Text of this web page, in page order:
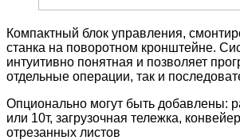
Компактный блок управления,
станка на поворотном кронштейне.
интуитивно понятная и позволяет
отдельные операции, так и
Опционально могут быть добавлены:
или 10т, загрузочная тележка,
отрезанных листов